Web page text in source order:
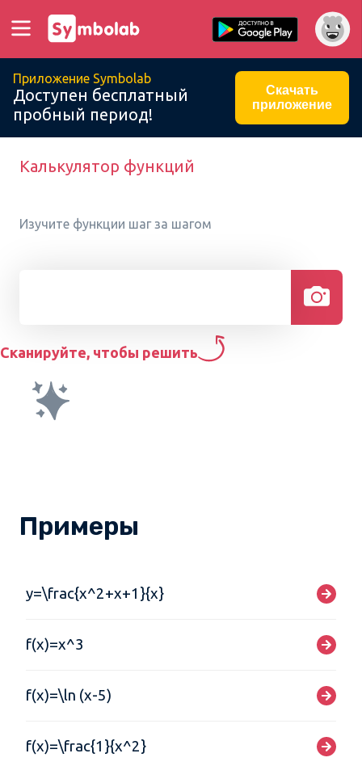
Приложение Symbolab
Доступен бесплатный
пробный период!
Скачать
приложение
Калькулятор функций
Изучите функции шаг за шагом
Сканируйте, чтобы решить
Примеры
y=\frac{x^2+x+1}{x}
f(x)=x^3
f(x)=\ln (x-5)
f(x)=\frac{1}{x^2}